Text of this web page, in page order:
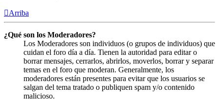
Arriba
¿Qué son los Moderadores?
Los Moderadores son individuos (o grupos de individuos) que
cuidan el foro día a día. Tienen la autoridad para editar o
borrar mensajes, cerrarlos, abrirlos, moverlos, borrar y separar
temas en el foro que moderan. Generalmente, los
moderadores están presentes para evitar que los usuarios se
salgan del tema tratado o publiquen spam y/o contenido
malicioso.